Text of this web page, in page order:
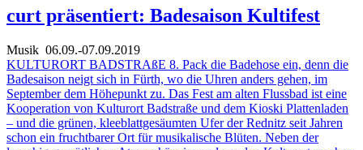
curt präsentiert: Badesaison Kultifest
Musik 06.09.-07.09.2019
KULTURORT BADSTRAßE 8. Pack die Badehose ein, denn die
Badesaison neigt sich in Fürth, wo die Uhren anders gehen, im
September dem Höhepunkt zu. Das Fest am alten Flussbad ist eine
Kooperation von Kulturort Badstraße und dem Kioski Plattenladen
– und die grünen, kleeblattgesäumten Ufer der Rednitz seit Jahren
schon ein fruchtbarer Ort für musikalische Blüten. Neben der